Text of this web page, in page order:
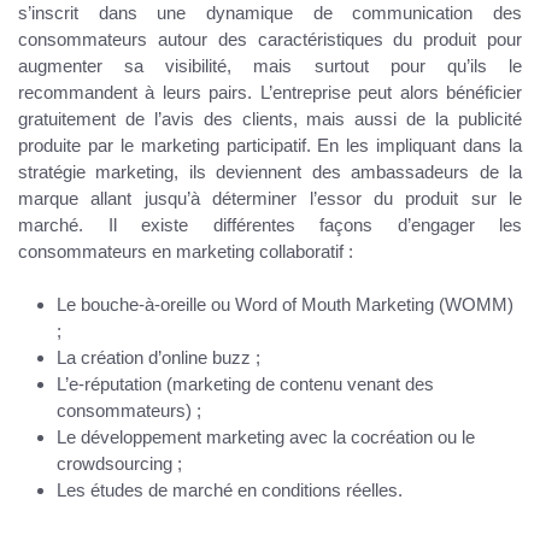
s’inscrit dans une dynamique de communication des
consommateurs autour des caractéristiques du produit pour
augmenter sa visibilité, mais surtout pour qu’ils le
recommandent à leurs pairs. L’entreprise peut alors bénéficier
gratuitement de l’avis des clients, mais aussi de la publicité
produite par le marketing participatif. En les impliquant dans la
stratégie marketing, ils deviennent des ambassadeurs de la
marque allant jusqu’à déterminer l’essor du produit sur le
marché. Il existe différentes façons d’engager les
consommateurs en marketing collaboratif :
Le bouche-à-oreille ou Word of Mouth Marketing (WOMM)
;
La création d’online buzz ;
L’e-réputation (marketing de contenu venant des
consommateurs) ;
Le développement marketing avec la cocréation ou le
crowdsourcing ;
Les études de marché en conditions réelles.